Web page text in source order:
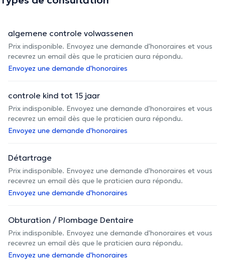
algemene controle volwassenen
Prix indisponible. Envoyez une demande d'honoraires et vous
recevrez un email dès que le praticien aura répondu.
Envoyez une demande d'honoraires
controle kind tot 15 jaar
Prix indisponible. Envoyez une demande d'honoraires et vous
recevrez un email dès que le praticien aura répondu.
Envoyez une demande d'honoraires
Détartrage
Prix indisponible. Envoyez une demande d'honoraires et vous
recevrez un email dès que le praticien aura répondu.
Envoyez une demande d'honoraires
Obturation / Plombage Dentaire
Prix indisponible. Envoyez une demande d'honoraires et vous
recevrez un email dès que le praticien aura répondu.
Envoyez une demande d'honoraires